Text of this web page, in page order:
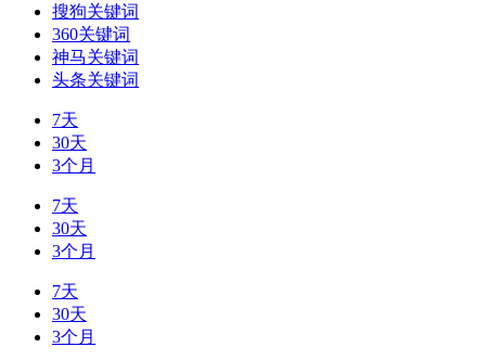
搜狗关键词
360关键词
神马关键词
头条关键词
7天
30天
3个月
7天
30天
3个月
7天
30天
3个月